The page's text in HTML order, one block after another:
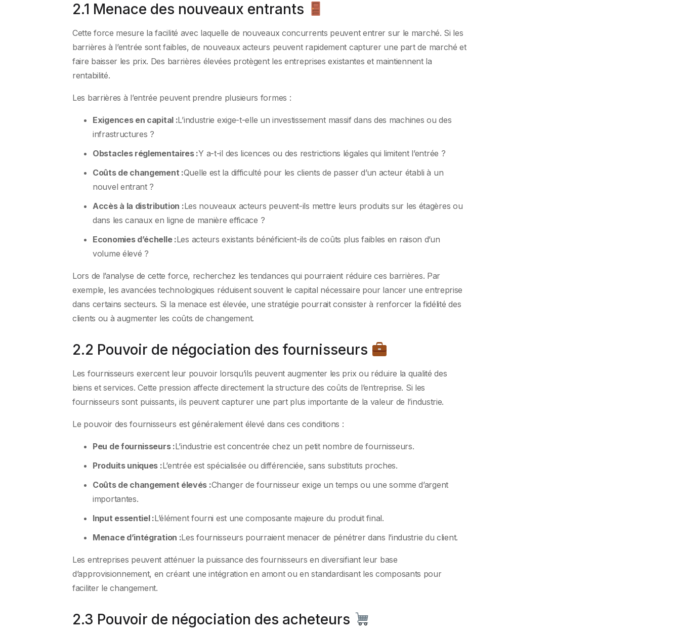
2.1 Menace des nouveaux entrants
Cette force mesure la facilité avec laquelle de nouveaux concurrents peuvent entrer sur le marché. Si les
barrières à l’entrée sont faibles, de nouveaux acteurs peuvent rapidement capturer une part de marché et
faire baisser les prix. Des barrières élevées protègent les entreprises existantes et maintiennent la
rentabilité.
Les barrières à l’entrée peuvent prendre plusieurs formes :
Exigences en capital :L’industrie exige-t-elle un investissement massif dans des machines ou des
infrastructures ?
Obstacles réglementaires :Y a-t-il des licences ou des restrictions légales qui limitent l’entrée ?
Coûts de changement :Quelle est la difficulté pour les clients de passer d’un acteur établi à un
nouvel entrant ?
Accès à la distribution :Les nouveaux acteurs peuvent-ils mettre leurs produits sur les étagères ou
dans les canaux en ligne de manière efficace ?
Economies d’échelle :Les acteurs existants bénéficient-ils de coûts plus faibles en raison d’un
volume élevé ?
Lors de l’analyse de cette force, recherchez les tendances qui pourraient réduire ces barrières. Par
exemple, les avancées technologiques réduisent souvent le capital nécessaire pour lancer une entreprise
dans certains secteurs. Si la menace est élevée, une stratégie pourrait consister à renforcer la fidélité des
clients ou à augmenter les coûts de changement.
2.2 Pouvoir de négociation des fournisseurs
Les fournisseurs exercent leur pouvoir lorsqu’ils peuvent augmenter les prix ou réduire la qualité des
biens et services. Cette pression affecte directement la structure des coûts de l’entreprise. Si les
fournisseurs sont puissants, ils peuvent capturer une part plus importante de la valeur de l’industrie.
Le pouvoir des fournisseurs est généralement élevé dans ces conditions :
Peu de fournisseurs :L’industrie est concentrée chez un petit nombre de fournisseurs.
Produits uniques :L’entrée est spécialisée ou différenciée, sans substituts proches.
Coûts de changement élevés :Changer de fournisseur exige un temps ou une somme d’argent
importantes.
Input essentiel :L’élément fourni est une composante majeure du produit final.
Menace d’intégration :Les fournisseurs pourraient menacer de pénétrer dans l’industrie du client.
Les entreprises peuvent atténuer la puissance des fournisseurs en diversifiant leur base
d’approvisionnement, en créant une intégration en amont ou en standardisant les composants pour
faciliter le changement.
2.3 Pouvoir de négociation des acheteurs